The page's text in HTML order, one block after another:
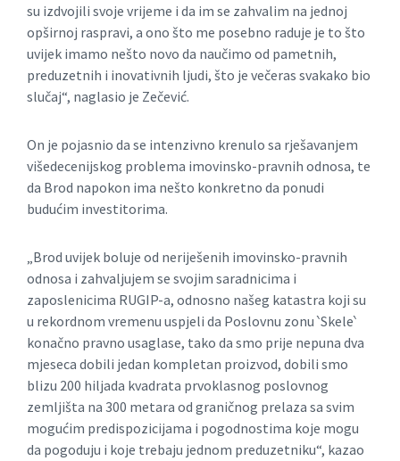
su izdvojili svoje vrijeme i da im se zahvalim na jednoj
opširnoj raspravi, a ono što me posebno raduje je to što
uvijek imamo nešto novo da naučimo od pametnih,
preduzetnih i inovativnih ljudi, što je večeras svakako bio
slučaj“, naglasio je Zečević.
On je pojasnio da se intenzivno krenulo sa rješavanjem
višedecenijskog problema imovinsko-pravnih odnosa, te
da Brod napokon ima nešto konkretno da ponudi
budućim investitorima.
„Brod uvijek boluje od neriješenih imovinsko-pravnih
odnosa i zahvaljujem se svojim saradnicima i
zaposlenicima RUGIP-a, odnosno našeg katastra koji su
u rekordnom vremenu uspjeli da Poslovnu zonu ‵Skele‵
konačno pravno usaglase, tako da smo prije nepuna dva
mjeseca dobili jedan kompletan proizvod, dobili smo
blizu 200 hiljada kvadrata prvoklasnog poslovnog
zemljišta na 300 metara od graničnog prelaza sa svim
mogućim predispozicijama i pogodnostima koje mogu
da pogoduju i koje trebaju jednom preduzetniku“, kazao